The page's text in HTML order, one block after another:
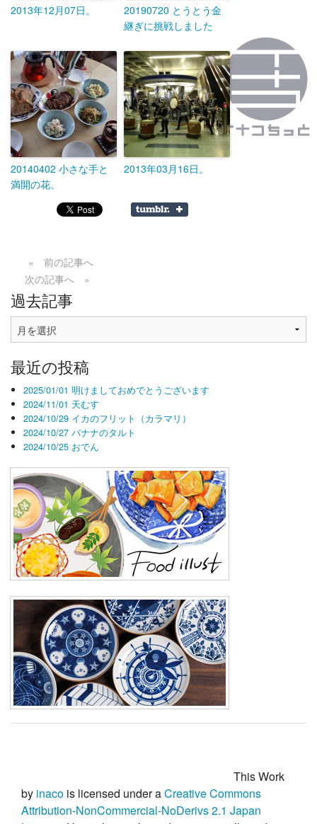
2013年12月07日。
20190720 とうとう金
継ぎに挑戦しました
20140402 小さな手と
満開の花。
2013年03月16日。
« 前の記事へ
次の記事へ »
過去記事
去
事
最近の投稿
2025/01/01 明けましておめでとうございます
2024/11/01 天むす
2024/10/29 イカのフリット（カラマリ）
2024/10/27 バナナのタルト
2024/10/25 おでん
This Work
by inaco is licensed under aCreative Commons
Attribution-NonCommercial-NoDerivs 2.1 Japan